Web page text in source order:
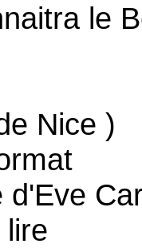
le
Nice )
d'Eve